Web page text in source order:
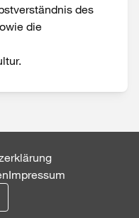
des
die
Impressum